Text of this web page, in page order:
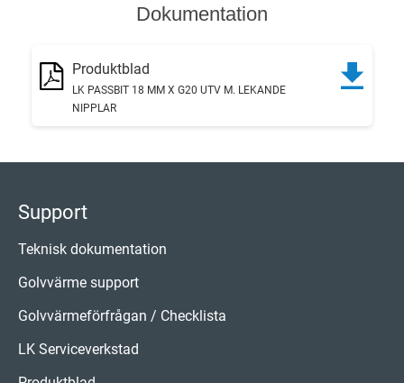
Dokumentation
Produktblad
LK PASSBIT 18 MM X G20 UTV M. LEKANDE
NIPPLAR
Support
Teknisk dokumentation
Golvvärme support
Golvvärmeförfrågan / Checklista
LK Serviceverkstad